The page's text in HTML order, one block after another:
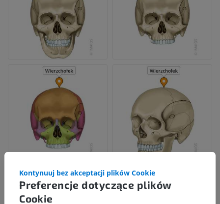
Preferencje dotyczące plików
Cookie
Kontynuuj bez akceptacji plików Cookie